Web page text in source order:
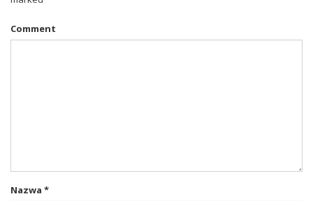
Comment
Nazwa *